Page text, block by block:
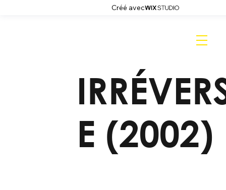
Créé avec
E (2002)